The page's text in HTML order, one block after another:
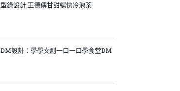
型錄設計:王德傳甘甜暢快冷泡茶
DM設計：學學文創一口一口學食堂DM